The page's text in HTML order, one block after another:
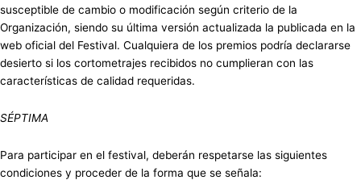
susceptible de cambio o modificación según criterio de la
Organización, siendo su última versión actualizada la publicada en la
web oficial del Festival. Cualquiera de los premios podría declararse
desierto si los cortometrajes recibidos no cumplieran con las
características de calidad requeridas.
SÉPTIMA
Para participar en el festival, deberán respetarse las siguientes
condiciones y proceder de la forma que se señala: